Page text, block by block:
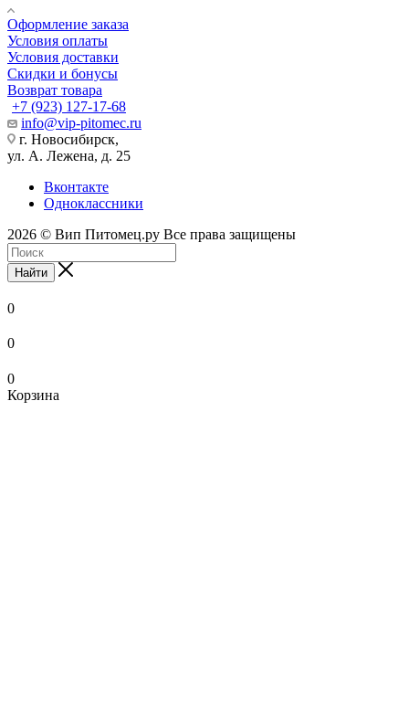
Оформление заказа
Условия оплаты
Условия доставки
Скидки и бонусы
Возврат товара
+7 (923) 127-17-68
info@vip-pitomec.ru
г. Новосибирск,
ул. А. Лежена, д. 25
Вконтакте
Одноклассники
2026 © Вип Питомец.ру Все права защищены
Найти
0
0
0
Корзина